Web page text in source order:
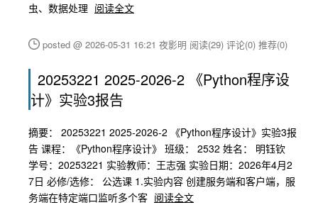
虫、数据处理 阅读全文
posted @ 2026-05-31 16:21 夜影明 阅读(29) 评论(0) 推荐(0)
20253221 2025-2026-2 《Python程序设
计》实验3报告
摘要： 20253221 2025-2026-2 《Python程序设计》实验3报
告 课程：《Python程序设计》 班级： 2532 姓名： 明钰钦
学号：20253221 实验教师：王志强 实验日期：2026年4月2
7日 必修/选修： 公选课 1.实验内容 创建服务端和客户端，服
务端在特定端口监听多个客 阅读全文